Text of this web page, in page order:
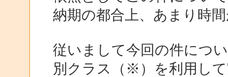
納期の都合上、あまり時
従いまして今回の件につ
別クラス（※）を利用し